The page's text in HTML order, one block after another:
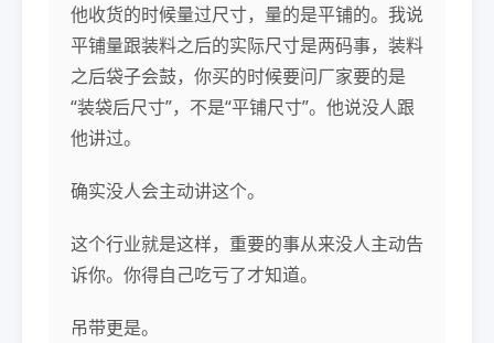
他收货的时候量过尺寸，量的是平铺的。我说
平铺量跟装料之后的实际尺寸是两码事，装料
之后袋子会鼓，你买的时候要问厂家要的是
“装袋后尺寸”，不是“平铺尺寸”。他说没人跟
他讲过。
确实没人会主动讲这个。
这个行业就是这样，重要的事从来没人主动告
诉你。你得自己吃亏了才知道。
吊带更是。